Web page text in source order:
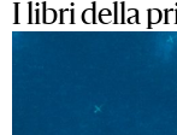
I libri della